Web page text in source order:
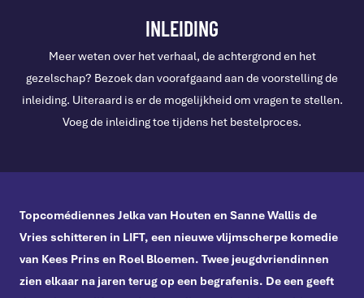
INLEIDING
Meer weten over het verhaal, de achtergrond en het
gezelschap? Bezoek dan voorafgaand aan de voorstelling de
inleiding. Uiteraard is er de mogelijkheid om vragen te stellen.
Voeg de inleiding toe tijdens het bestelproces.
Topcomédiennes Jelka van Houten en Sanne Wallis de
Vries schitteren in LIFT, een nieuwe vlijmscherpe komedie
van Kees Prins en Roel Bloemen. Twee jeugdvriendinnen
zien elkaar na jaren terug op een begrafenis. De een geeft